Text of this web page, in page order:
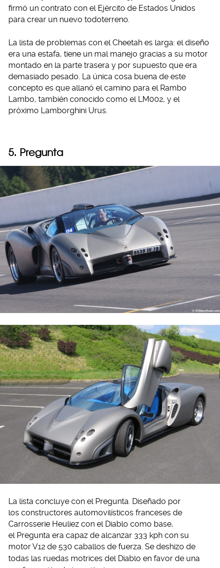
firmó un contrato con el Ejército de Estados Unidos
para crear un nuevo todoterreno.
La lista de problemas con el Cheetah es larga: el diseño
era una estafa, tiene un mal manejo gracias a su motor
montado en la parte trasera y por supuesto que era
demasiado pesado. La única cosa buena de este
concepto es que allanó el camino para el Rambo
Lambo, también conocido como el LM002, y el
próximo Lamborghini Urus.
5. Pregunta
La lista concluye con el Pregunta. Diseñado por
los constructores automovilísticos franceses de
Carrosserie Heuliez con el Diablo como base,
el Pregunta era capaz de alcanzar 333 kph con su
motor V12 de 530 caballos de fuerza. Se deshizo de
todas las ruedas motrices del Diablo en favor de una